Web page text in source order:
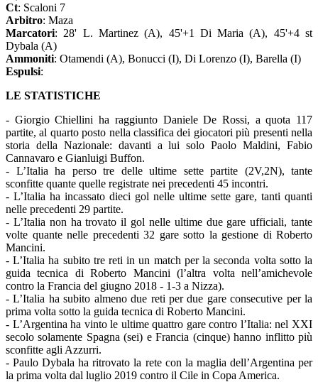
Ct: Scaloni 7
Arbitro: Maza
Marcatori: 28' L. Martinez (A), 45'+1 Di Maria (A), 45'+4 st
Dybala (A)
Ammoniti: Otamendi (A), Bonucci (I), Di Lorenzo (I), Barella (I)
Espulsi:
LE STATISTICHE
- Giorgio Chiellini ha raggiunto Daniele De Rossi, a quota 117
partite, al quarto posto nella classifica dei giocatori più presenti nella
storia della Nazionale: davanti a lui solo Paolo Maldini, Fabio
Cannavaro e Gianluigi Buffon.
- L’Italia ha perso tre delle ultime sette partite (2V,2N), tante
sconfitte quante quelle registrate nei precedenti 45 incontri.
- L’Italia ha incassato dieci gol nelle ultime sette gare, tanti quanti
nelle precedenti 29 partite.
- L’Italia non ha trovato il gol nelle ultime due gare ufficiali, tante
volte quante nelle precedenti 32 gare sotto la gestione di Roberto
Mancini.
- L’Italia ha subito tre reti in un match per la seconda volta sotto la
guida tecnica di Roberto Mancini (l’altra volta nell’amichevole
contro la Francia del giugno 2018 - 1-3 a Nizza).
- L’Italia ha subito almeno due reti per due gare consecutive per la
prima volta sotto la guida tecnica di Roberto Mancini.
- L’Argentina ha vinto le ultime quattro gare contro l’Italia: nel XXI
secolo solamente Spagna (sei) e Francia (cinque) hanno inflitto più
sconfitte agli Azzurri.
- Paulo Dybala ha ritrovato la rete con la maglia dell’Argentina per
la prima volta dal luglio 2019 contro il Cile in Copa America.